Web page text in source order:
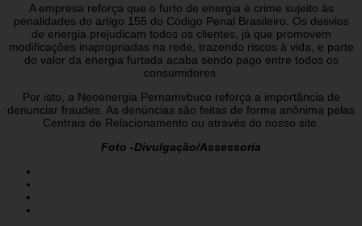
A empresa reforça que o furto de energia é crime sujeito às
penalidades do artigo 155 do Código Penal Brasileiro. Os desvios
de energia prejudicam todos os clientes, já que promovem
modificações inapropriadas na rede, trazendo riscos à vida, e parte
do valor da energia furtada acaba sendo pago entre todos os
consumidores.
Por isto, a Neoenergia Pernamvbuco reforça a importância de
denunciar fraudes. As denúncias são feitas de forma anônima pelas
Centrais de Relacionamento ou através do nosso site.
Foto -Divulgação/Assessoria